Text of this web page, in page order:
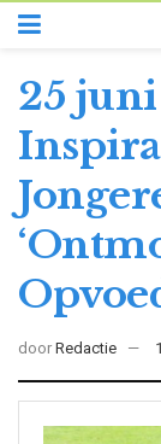
25
door Redactie